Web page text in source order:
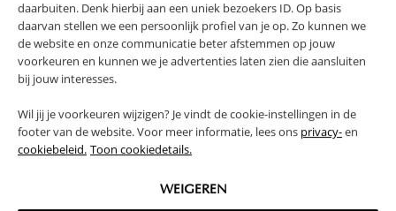
daarbuiten. Denk hierbij aan een uniek bezoekers ID. Op basis
daarvan stellen we een persoonlijk profiel van je op. Zo kunnen we
de website en onze communicatie beter afstemmen op jouw
voorkeuren en kunnen we je advertenties laten zien die aansluiten
bij jouw interesses.
Wil jij je voorkeuren wijzigen? Je vindt de cookie-instellingen in de
footer van de website. Voor meer informatie, lees ons privacy-en
cookiebeleid. Toon cookiedetails.
WEIGEREN
AVERTISSEMENT
CARACTÉRISTIQUES
AVANTAGES DE CE PRODUIT